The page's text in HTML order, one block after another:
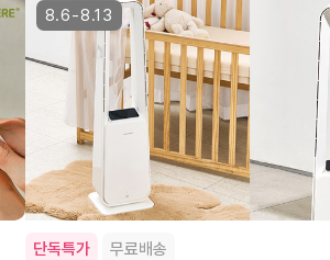
8.6-8.13
단독특가 무료배송